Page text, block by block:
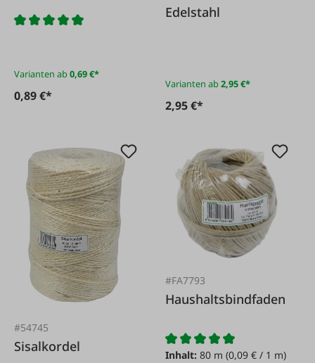
Varianten ab0,69 €*
0,89 €*
Edelstahl
Varianten ab2,95 €*
2,95 €*
#54745
Sisalkordel
#FA7793
Haushaltsbindfaden
Inhalt:80 m(0,09 € / 1 m)